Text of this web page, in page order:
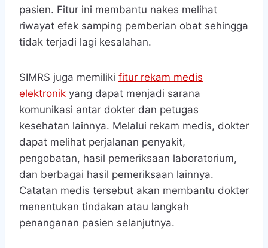
pasien. Fitur ini membantu nakes melihat
riwayat efek samping pemberian obat sehingga
tidak terjadi lagi kesalahan.
SIMRS juga memiliki fitur rekam medis
elektronik yang dapat menjadi sarana
komunikasi antar dokter dan petugas
kesehatan lainnya. Melalui rekam medis, dokter
dapat melihat perjalanan penyakit,
pengobatan, hasil pemeriksaan laboratorium,
dan berbagai hasil pemeriksaan lainnya.
Catatan medis tersebut akan membantu dokter
menentukan tindakan atau langkah
penanganan pasien selanjutnya.